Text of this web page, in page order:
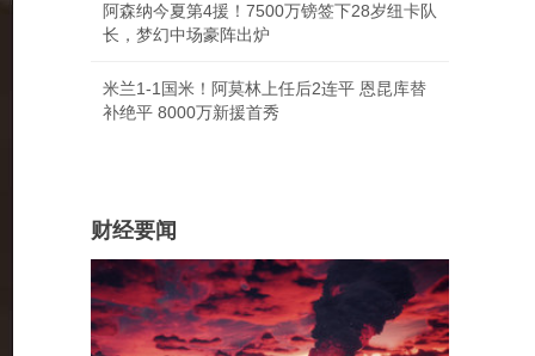
阿森纳今夏第4援！7500万镑签下28岁纽卡队
长，梦幻中场豪阵出炉
米兰1-1国米！阿莫林上任后2连平 恩昆库替
补绝平 8000万新援首秀
财经要闻